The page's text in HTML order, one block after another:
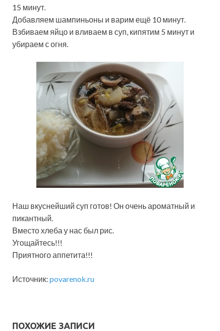
15 минут.
Добавляем шампиньоны и варим ещё 10 минут.
Взбиваем яйцо и вливаем в суп, кипятим 5 минут и
убираем с огня.
Наш вкуснейший суп готов! Он очень ароматный и
пикантный.
Вместо хлеба у нас был рис.
Угощайтесь!!!
Приятного аппетита!!!
Источник: povarenok.ru
ПОХОЖИЕ ЗАПИСИ